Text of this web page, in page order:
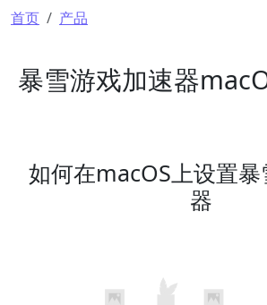
面包屑
首页 产品
暴雪游戏加速器
如何在macOS上设置
器